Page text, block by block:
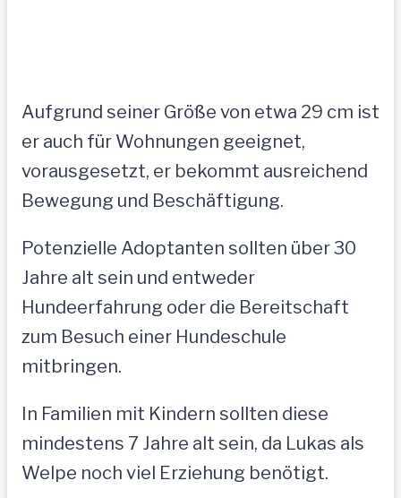
Aufgrund seiner Größe von etwa 29 cm ist
er auch für Wohnungen geeignet,
vorausgesetzt, er bekommt ausreichend
Bewegung und Beschäftigung.
Potenzielle Adoptanten sollten über 30
Jahre alt sein und entweder
Hundeerfahrung oder die Bereitschaft
zum Besuch einer Hundeschule
mitbringen.
In Familien mit Kindern sollten diese
mindestens 7 Jahre alt sein, da Lukas als
Welpe noch viel Erziehung benötigt.